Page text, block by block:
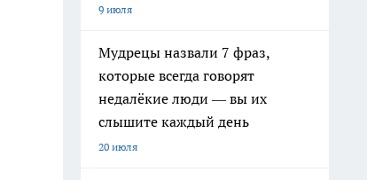
9 июля
Мудрецы назвали 7 фраз,
которые всегда говорят
недалёкие люди — вы их
слышите каждый день
20 июля